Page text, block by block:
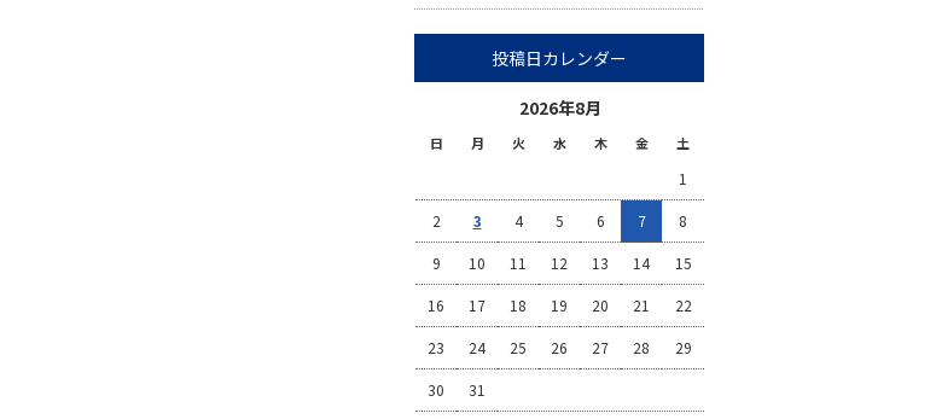
投稿日カレンダー
2026年8月
日 月 火 水 木 金 土
1
2 3 4 5 6 7 8
9 10 11 12 13 14 15
16 17 18 19 20 21 22
23 24 25 26 27 28 29
30 31